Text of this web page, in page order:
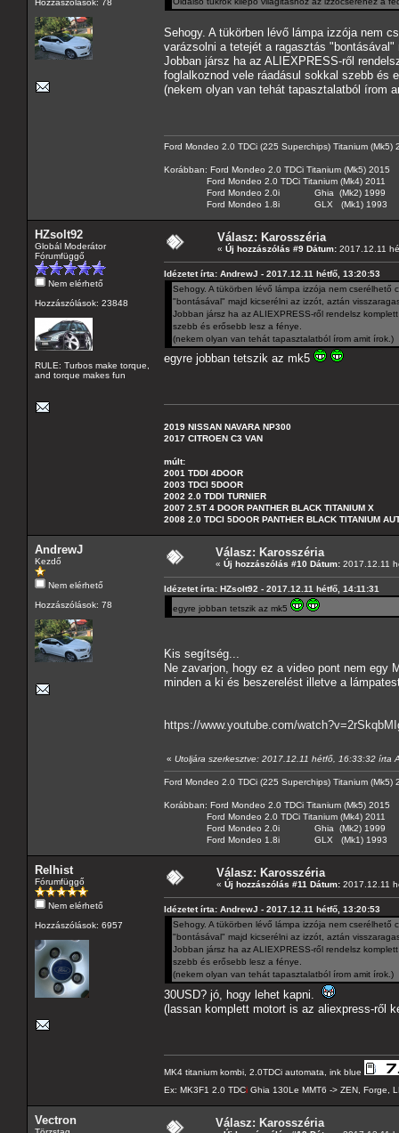
Hozzászólások: 78
Sehogy. A tükörben lévő lámpa izzója nem
varázsolni a tetejét a ragasztás
Jobban jársz ha az ALIEXPRESS-ről
foglalkoznod vele ráadásul sokkal szebb és
(nekem olyan van tehát tapasztalatból írom
Ford Mondeo 2.0 TDCi (225 Superchips) Titanium (Mk5)
Korábban: Ford Mondeo 2.0 TDCi Titanium (Mk5) 2015
Ford Mondeo 2.0 TDCi Titanium (Mk4) 2011
Ford Mondeo 2.0i Ghia (Mk2) 1999
Ford Mondeo 1.8i GLX (Mk1) 1993
HZsolt92
Globál Moderátor
Fórumfüggő
Nem elérhető
Hozzászólások: 23848
RULE: Turbos make torque,
and torque makes fun
Válasz: Karosszéria
« Új hozzászólás #9 Dátum: 2017.12.11
Idézetet írta: AndrewJ - 2017.12.11 hétfő, 13:20:53
Sehogy. A tükörben lévő lámpa izzója nem
"bontásával" majd kicserélni az izzót, aztán
Jobban jársz ha az ALIEXPRESS-ről rendelsz
szebb és erősebb lesz a fénye.
(nekem olyan van tehát tapasztalatból írom amit írok.)
egyre jobban tetszik az mk5
2019 NISSAN NAVARA NP300
2017 CITROEN C3 VAN
múlt:
2001 TDDI 4DOOR
2003 TDCI 5DOOR
2002 2.0 TDDI TURNIER
2007 2.5T 4 DOOR PANTHER BLACK TITANIUM X
2008 2.0 TDCI 5DOOR PANTHER BLACK TITANIUM
AndrewJ
Kezdő
Nem elérhető
Hozzászólások: 78
Válasz: Karosszéria
« Új hozzászólás #10 Dátum: 2017.12.11
Idézetet írta: HZsolt92 - 2017.12.11 hétfő, 14:11:31
egyre jobban tetszik az mk5
Kis segítség...
Ne zavarjon, hogy ez a video pont nem egy
minden a ki és beszerelést illetve a
https://www.youtube.com/
« Utoljára szerkesztve: 2017.12.11 hétfő, 16:33:32 írta
Ford Mondeo 2.0 TDCi (225 Superchips) Titanium (Mk5)
Korábban: Ford Mondeo 2.0 TDCi Titanium (Mk5) 2015
Ford Mondeo 2.0 TDCi Titanium (Mk4) 2011
Ford Mondeo 2.0i Ghia (Mk2) 1999
Ford Mondeo 1.8i GLX (Mk1) 1993
Relhist
Fórumfüggő
Nem elérhető
Hozzászólások: 6957
Válasz: Karosszéria
« Új hozzászólás #11 Dátum: 2017.12.11
Idézetet írta: AndrewJ - 2017.12.11 hétfő, 13:20:53
Sehogy. A tükörben lévő lámpa izzója nem
"bontásával" majd kicserélni az izzót, aztán
Jobban jársz ha az ALIEXPRESS-ről rendelsz
szebb és erősebb lesz a fénye.
(nekem olyan van tehát tapasztalatból írom amit írok.)
30USD? jó, hogy lehet kapni.
(lassan komplett motort is az aliexpress-ről
MK4 titanium kombi, 2.0TDCi automata, ink blue
Ex: MK3F1 2.0 TDCi Ghia 130Le MMT6 -> ZEN, Forge,
Vectron Válasz: Karosszéria